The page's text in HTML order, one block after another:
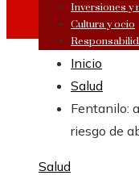
Inversiones y
Cultura y ocio
Inicio
Salud
Fentanilo:
riesgo de
Salud